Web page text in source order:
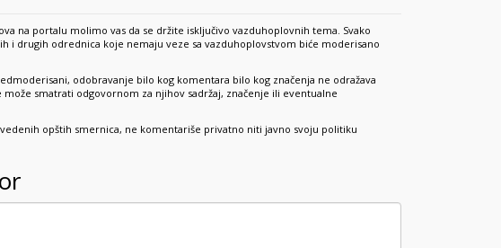
na portalu molimo vas da se držite isključivo vazduhoplovnih tema. Svako
i drugih odrednica koje nemaju veze sa vazduhoplovstvom biće moderisano
odobravanje bilo kog komentara bilo kog značenja ne odražava
može smatrati odgovornom za njihov sadržaj, značenje ili eventualne
opštih smernica, ne komentariše privatno niti javno svoju politiku